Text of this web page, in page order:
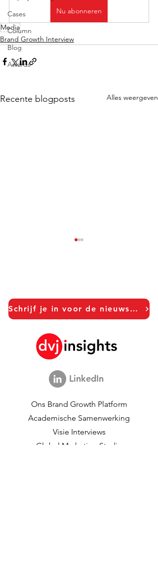
Cases
Column
Blog
Awards
Nu abonneren
Media
Brand Growth Interview
Recente blogposts Alles weergeven
Hanna Riberdahl - Brand
Marketing Sweden
Schrijf je in voor de nieuwsbrief!
LinkedIn
Ons Brand Growth Platform
Academische Samenwerking
Visie Interviews
Global Marketing Studie